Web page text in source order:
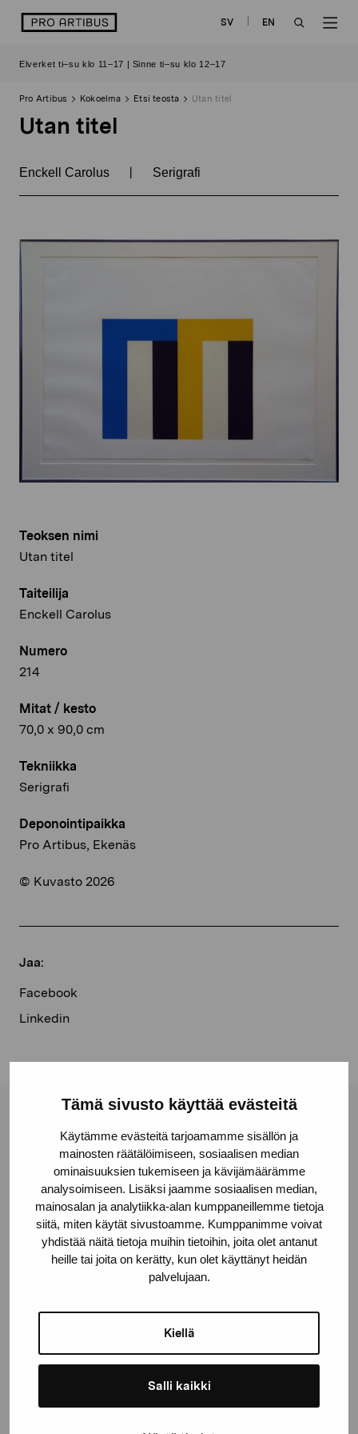
Tämä sivusto käyttää evästeitä
Käytämme evästeitä tarjoamamme sisällön ja
mainosten räätälöimiseen, sosiaalisen median
ominaisuuksien tukemiseen ja kävijämäärämme
analysoimiseen. Lisäksi jaamme sosiaalisen median,
mainosalan ja analytiikka-alan kumppaneillemme tietoja
siitä, miten käytät sivustoamme. Kumppanimme voivat
yhdistää näitä tietoja muihin tietoihin, joita olet antanut
heille tai joita on kerätty, kun olet käyttänyt heidän
palvelujaan.
Kiellä
Salli kaikki
sisältöön
logo SV
EN
Elverket ti–su klo 11–17 | Sinne ti–su klo 12–17
Pro Artibus Kokoelma Etsi teosta Utan titel
Utan titel
Enckell Carolus | Serigrafi
Teoksen nimi
Utan titel
Taiteilija
Enckell Carolus
Numero
214
Mitat / kesto
70,0 x 90,0 cm
Tekniikka
Serigrafi
Deponointipaikka
Pro Artibus, Ekenäs
© Kuvasto 2026
Jaa:
Facebook
Linkedin
Pro Artibus -säätiö
Kustaa Vaasan katu 11
10600 Tammisaari
proartibus@proartibus.fi
+358 (0)50 371 6339